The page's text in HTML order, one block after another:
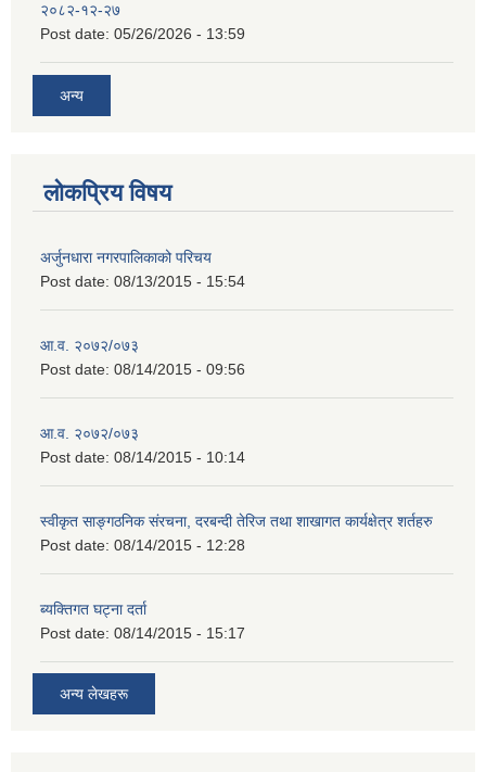
२०८२-१२-२७
Post date: 05/26/2026 - 13:59
अन्य
लोकप्रिय विषय
अर्जुनधारा नगरपालिकाको परिचय
Post date: 08/13/2015 - 15:54
आ.व. २०७२/०७३
Post date: 08/14/2015 - 09:56
आ.व. २०७२/०७३
Post date: 08/14/2015 - 10:14
स्वीकृत साङ्गठनिक संरचना, दरबन्दी तेरिज तथा शाखागत कार्यक्षेत्र शर्तहरु
Post date: 08/14/2015 - 12:28
ब्यक्तिगत घट्ना दर्ता
Post date: 08/14/2015 - 15:17
अन्य लेखहरू